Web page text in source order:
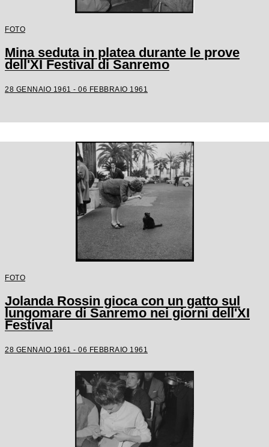
FOTO
Mina seduta in platea durante le prove
dell'XI Festival di Sanremo
28 GENNAIO 1961 - 06 FEBBRAIO 1961
FOTO
Jolanda Rossin gioca con un gatto sul
lungomare di Sanremo nei giorni dell'XI
Festival
28 GENNAIO 1961 - 06 FEBBRAIO 1961